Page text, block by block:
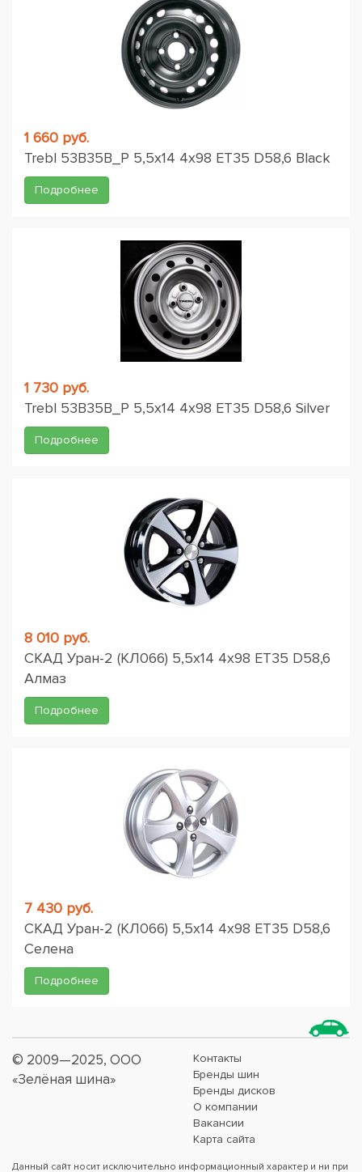
1 660 руб.
Trebl 53B35B_P 5,5x14 4x98 ET35 D58,6 Black
Подробнее
1 730 руб.
Trebl 53B35B_P 5,5x14 4x98 ET35 D58,6 Silver
Подробнее
8 010 руб.
СКАД Уран-2 (КЛ066) 5,5x14 4x98 ET35 D58,6
Алмаз
Подробнее
7 430 руб.
СКАД Уран-2 (КЛ066) 5,5x14 4x98 ET35 D58,6
Селена
Подробнее
© 2009—2025, ООО
«Зелёная шина»
Контакты
Бренды шин
Бренды дисков
О компании
Вакансии
Карта сайта
Данный сайт носит исключительно информационный характер и ни при